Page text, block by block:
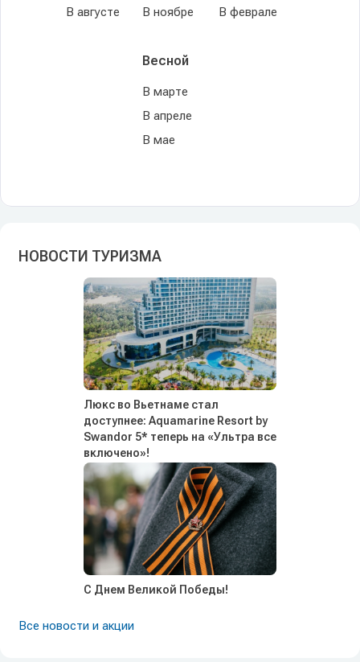
В августе
В ноябре
В феврале
Весной
В марте
В апреле
В мае
НОВОСТИ ТУРИЗМА
Люкс во Вьетнаме стал
доступнее: Aquamarine Resort by
Swandor 5* теперь на «Ультра все
включено»!
С Днем Великой Победы!
Все новости и акции